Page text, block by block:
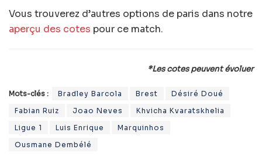
Vous trouverez d’autres options de paris dans notre
aperçu des cotes pour ce match.
*Les cotes peuvent évoluer
Mots-clés : Bradley Barcola Brest
Désiré Doué
Fabian Ruiz
Joao Neves
Khvicha Kvaratskhelia
Ligue 1
Luis Enrique
Marquinhos
Ousmane Dembélé